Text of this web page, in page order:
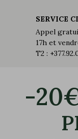
SERVICE
Appel
17h et
T2 :
-